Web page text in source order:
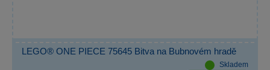
LEGO® ONE PIECE 75645 Bitva na Bubnovém hradě
Skladem